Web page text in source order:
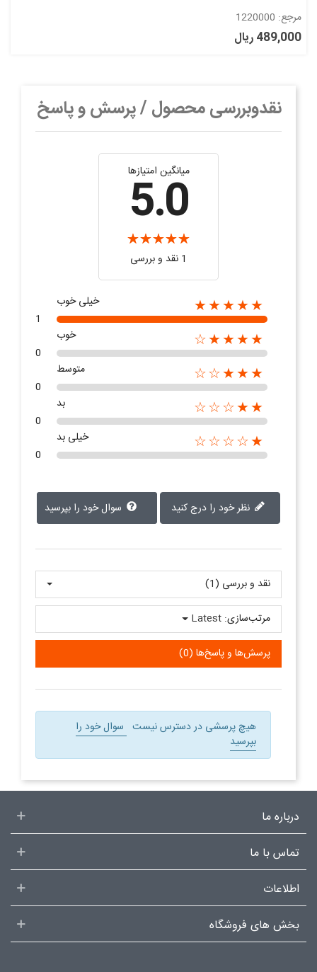
مرجع: 1220000
489,000 ریال
نقدوبررسی محصول / پرسش و پاسخ
میانگین امتیازها
5.0
1 نقد و بررسی
★★★★★
خیلی خوب
1
★★★★☆
خوب
0
★★★☆☆
متوسط
0
★★☆☆☆
بد
0
★☆☆☆☆
خیلی بد
0
سوال خود را بپرسید
نقد و بررسی‌‌ (1)
پرسش‌ها و پاسخ‌ها (0)
مرتب‌سازی: Latest
هیچ پرسشی در دسترس نیست سوال خود را
بپرسید
درباره ما
تماس با ما
اطلاعات
بخش های فروشگاه